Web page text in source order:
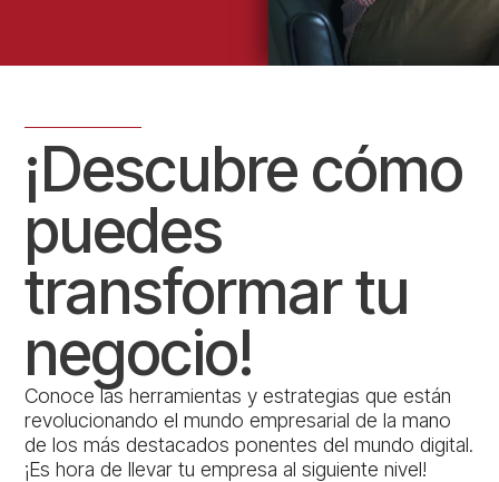
¡Descubre cómo
puedes
transformar tu
negocio!
Conoce las herramientas y estrategias que están
revolucionando el mundo empresarial de la mano
de los más destacados ponentes del mundo digital.
¡Es hora de llevar tu empresa al siguiente nivel!